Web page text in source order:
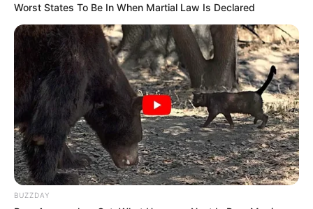
SKYLE
6
fans love
VOTE
Debut:
4 Agustus 2021
Asal:
Seoul,Korea Selatan
Jumlah Anggota:
4 Member
Fandom:
-
Worst States To Be In When Martial Law Is Declared
BUZZDAY